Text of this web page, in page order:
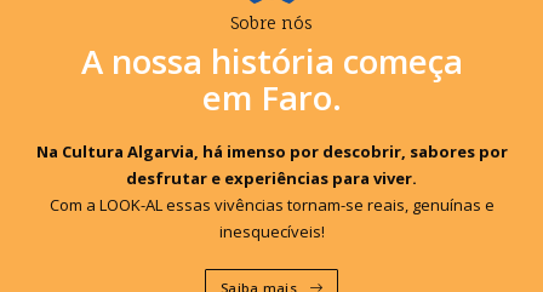
Sobre nós
A nossa história começa
em Faro.
Na Cultura Algarvia, há imenso por descobrir, sabores por
desfrutar e experiências para viver.
Com a LOOK-AL essas vivências tornam-se reais, genuínas e
inesquecíveis!
Saiba mais